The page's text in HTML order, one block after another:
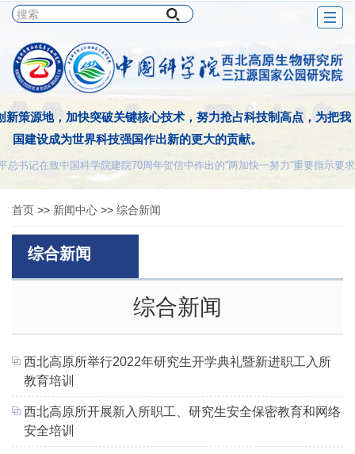
新策源地，加快突破关键核心技术，努力抢占科技制高点，为把我
国建设成为世界科技强国作出新的更大的贡献。
书记在致中国科学院建院70周年贺信中作出的“两加快一努力”重要指示要求
首页 >> 新闻中心 >> 综合新闻
综合新闻
综合新闻
西北高原所举行2022年研究生开学典礼暨新进职工入所
教育培训
西北高原所开展新入所职工、研究生安全保密教育和网络
安全培训